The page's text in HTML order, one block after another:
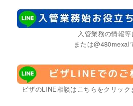
入管業務の情報等
または@480mexal
ビザのLINE相談はこちらをクリッ